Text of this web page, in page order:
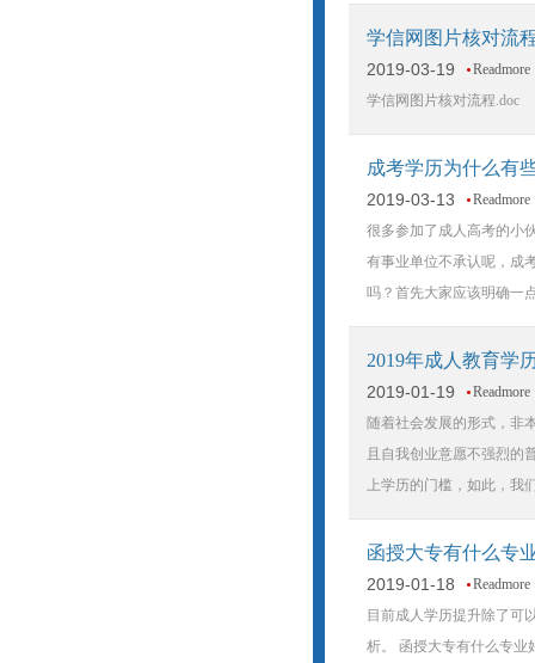
学信网图片核对流
2019-03-19
Readmore
学信网图片核对流程.doc
成考学历为什么有
2019-03-13
Readmore
很多参加了成人高考的小
有事业单位不承认呢，成
吗？首先大家应该明确一
2019年成人教育学
2019-01-19
Readmore
随着社会发展的形式，非
且自我创业意愿不强烈的
上学历的门槛，如此，
函授大专有什么专
2019-01-18
Readmore
目前成人学历提升除了可
析。 函授大专有什么专业